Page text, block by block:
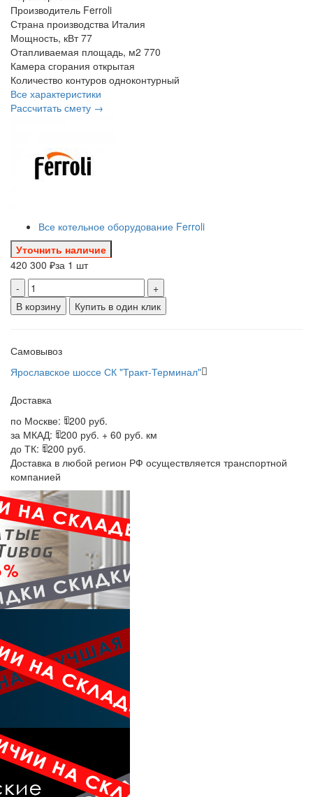
Производитель Ferroli
Страна производства Италия
Мощность, кВт 77
Отапливаемая площадь, м2 770
Камера сгорания открытая
Количество контуров одноконтурный
Все характеристики
Рассчитать смету →
Все котельное оборудование Ferroli
Уточнить наличие
420 300 ₽за 1 шт
-
+
В корзину
Купить в один клик
Самовывоз
Ярославское шоссе СК "Тракт-Терминал"
Доставка
по Москве: 1200 руб.
за МКАД: 1200 руб. + 60 руб. км
до ТК: 1200 руб.
Доставка в любой регион РФ осуществляется транспортной
компанией